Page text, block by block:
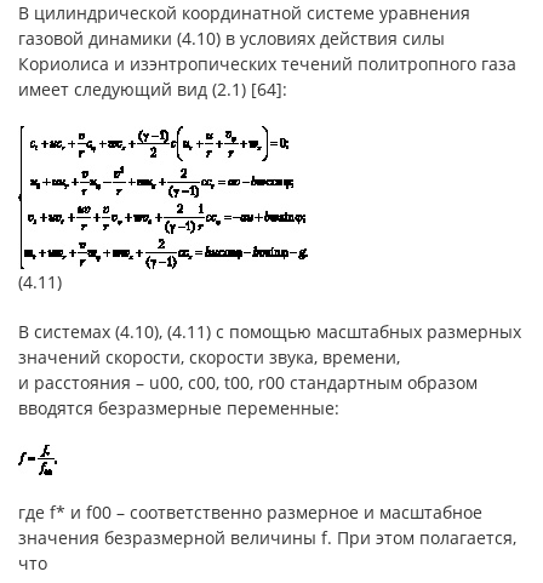
В цилиндрической координатной системе уравнения
газовой динамики (4.10) в условиях действия силы
Кориолиса и изэнтропических течений политропного газа
имеет следующий вид (2.1) [64]:
(4.11)
В системах (4.10), (4.11) с помощью масштабных размерных
значений скорости, скорости звука, времени,
и расстояния – u00, c00, t00, r00 стандартным образом
вводятся безразмерные переменные:
где f* и f00 – соответственно размерное и масштабное
значения безразмерной величины f. При этом полагается,
что